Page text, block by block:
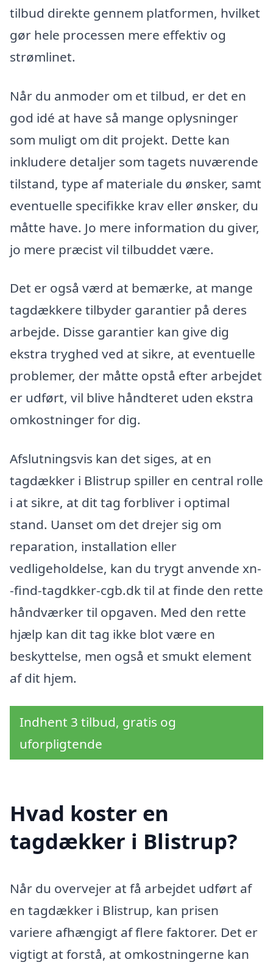
tilbud direkte gennem platformen, hvilket
gør hele processen mere effektiv og
strømlinet.
Når du anmoder om et tilbud, er det en
god idé at have så mange oplysninger
som muligt om dit projekt. Dette kan
inkludere detaljer som tagets nuværende
tilstand, type af materiale du ønsker, samt
eventuelle specifikke krav eller ønsker, du
måtte have. Jo mere information du giver,
jo mere præcist vil tilbuddet være.
Det er også værd at bemærke, at mange
tagdækkere tilbyder garantier på deres
arbejde. Disse garantier kan give dig
ekstra tryghed ved at sikre, at eventuelle
problemer, der måtte opstå efter arbejdet
er udført, vil blive håndteret uden ekstra
omkostninger for dig.
Afslutningsvis kan det siges, at en
tagdækker i Blistrup spiller en central rolle
i at sikre, at dit tag forbliver i optimal
stand. Uanset om det drejer sig om
reparation, installation eller
vedligeholdelse, kan du trygt anvende xn-
-find-tagdkker-cgb.dk til at finde den rette
håndværker til opgaven. Med den rette
hjælp kan dit tag ikke blot være en
beskyttelse, men også et smukt element
af dit hjem.
Indhent 3 tilbud, gratis og
uforpligtende
Hvad koster en
tagdækker i Blistrup?
Når du overvejer at få arbejdet udført af
en tagdækker i Blistrup, kan prisen
variere afhængigt af flere faktorer. Det er
vigtigt at forstå, at omkostningerne kan